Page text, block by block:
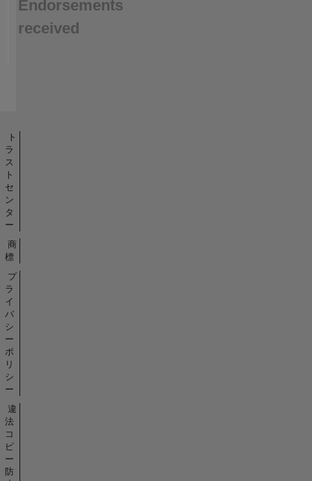
the
indata
file.
-
I
use
waitbar
for
more
flexible
and
simple
progress
feedback.
-
I
use
savefig
to
export
figures
to
cropped
graphics
Endorsements
received
ト
ラ
ス
ト
セ
ン
タ
ー
商
標
プ
ラ
イ
バ
シ
ー
ポ
リ
シ
ー
違
法
コ
ピ
ー
防